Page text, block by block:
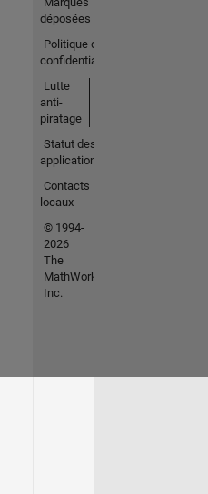
déposées
Politique de
confidentialité
Lutte
anti-
piratage
Statut des
applications
Contacts
locaux
© 1994-
2026
The
MathWorks,
Inc.